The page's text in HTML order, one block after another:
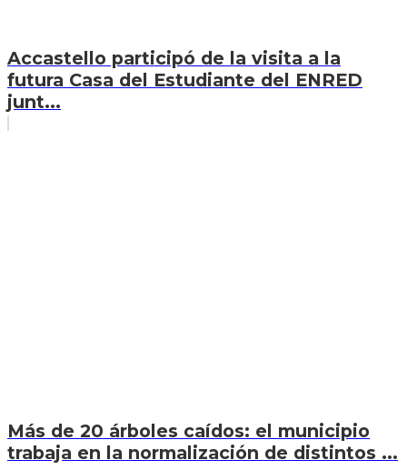
Accastello participó de la visita a la
futura Casa del Estudiante del ENRED
junt...
Más de 20 árboles caídos: el municipio
trabaja en la normalización de distintos ...